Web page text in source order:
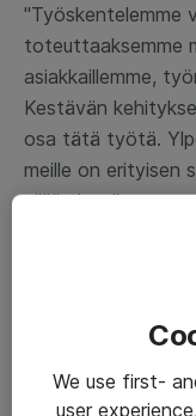
"Työskentelemme
toteuttaaksemme
asiakkaillemme,
Kestävän
osa tätä työtä.
meille on erityisen
tällä alueella
Atean muut
We use first-
user